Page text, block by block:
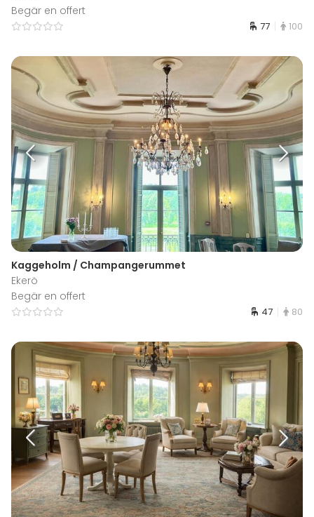
Begär en offert
77 100
Kaggeholm / Champangerummet
Ekerö
Begär en offert
47 80